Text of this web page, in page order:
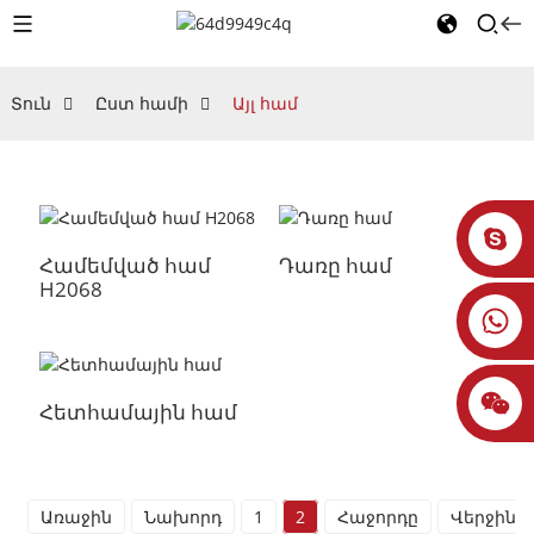
Տուն Ըստ համի Այլ համ
Համեմված համ
H2068
Դառը համ
Հետհամային համ
Առաջին Նախորդ 1 2 Հաջորդը Վերջին